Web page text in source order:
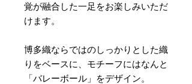
覚が融合した一足をお楽しみいただ
けます。
博多織ならではのしっかりとした織
りをベースに、モチーフにはなんと
「バレーボール」をデザイン。